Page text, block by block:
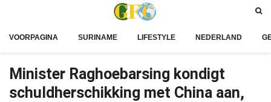
VOORPAGINA SURINAME LIFESTYLE NEDERLAND
Minister Raghoebarsing kondigt
schuldherschikking met China aan,